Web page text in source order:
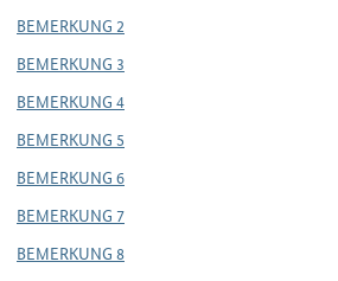
BEMERKUNG 2
BEMERKUNG 3
BEMERKUNG 4
BEMERKUNG 5
BEMERKUNG 6
BEMERKUNG 7
BEMERKUNG 8